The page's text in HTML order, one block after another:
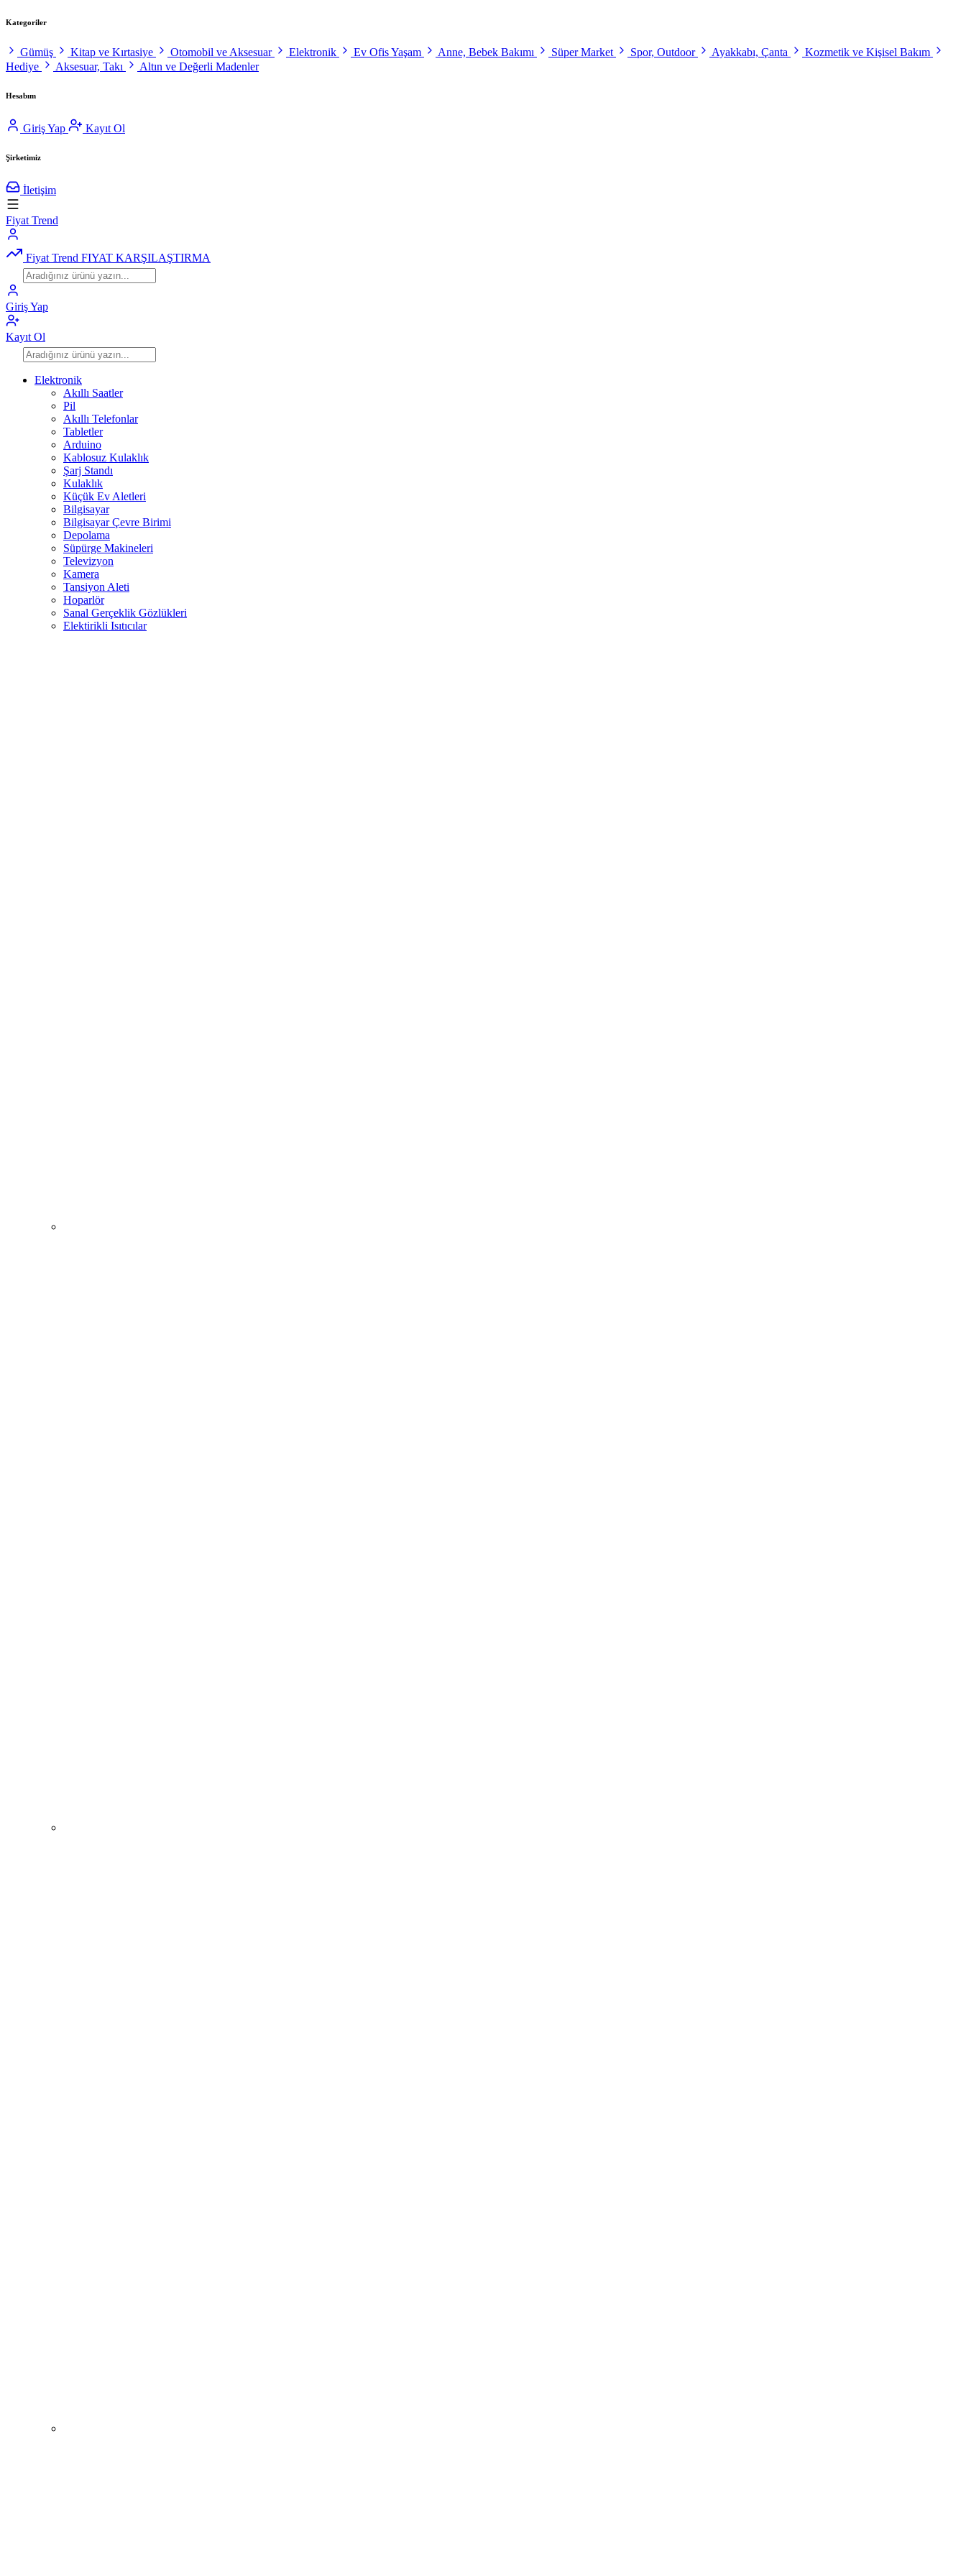
Kategoriler
Gümüş Kitap ve Kırtasiye Otomobil ve Aksesuar Elektronik Ev Ofis Yaşam Anne, Bebek Bakımı Süper Market Spor, Outdoor Ayakkabı, Çanta
Kozmetik ve Kişisel Bakım
Hediye
Aksesuar, Takı Altın ve Değerli Madenler
Hesabım
Giriş Yap Kayıt Ol
Şirketimiz
İletişim
Fiyat Trend
Fiyat Trend FIYAT KARŞILAŞTIRMA
Giriş Yap
Kayıt Ol
Elektronik
Akıllı Saatler
Pil
Akıllı Telefonlar
Tabletler
Arduino
Kablosuz Kulaklık
Şarj Standı
Kulaklık
Küçük Ev Aletleri
Bilgisayar
Bilgisayar Çevre Birimi
Depolama
Süpürge Makineleri
Televizyon
Kamera
Tansiyon Aleti
Hoparlör
Sanal Gerçeklik Gözlükleri
Elektirikli Isıtıcılar